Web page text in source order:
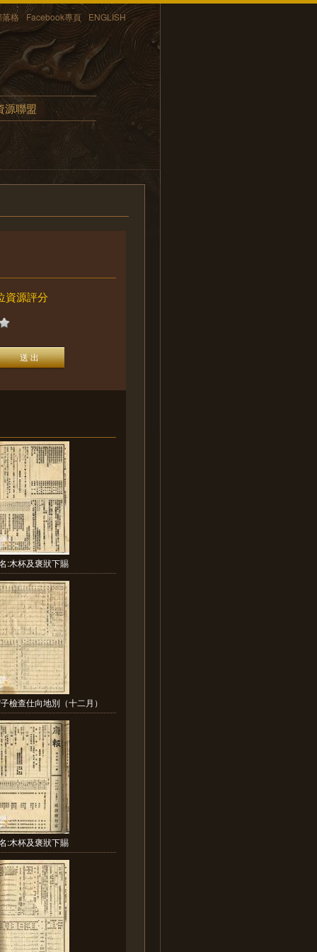
格 Facebook專頁 ENGLISH
源聯盟
資源評分
:木杯及褒狀下賜
檢查仕向地別（十二月）
:木杯及褒狀下賜